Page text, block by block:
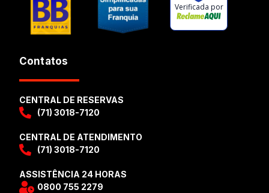
Verificada por
Contatos
CENTRAL DE RESERVAS
(71) 3018-7120
CENTRAL DE ATENDIMENTO
(71) 3018-7120
ASSISTÊNCIA 24 HORAS
0800 755 2279